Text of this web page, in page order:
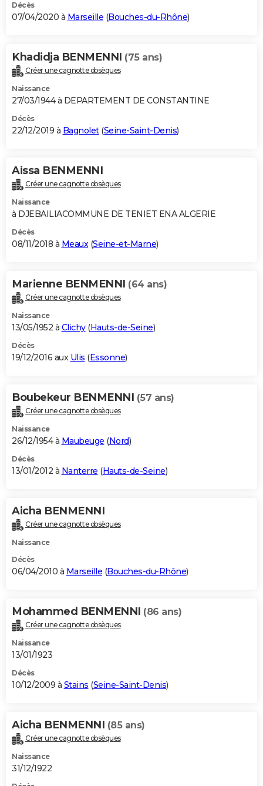
Décès
07/04/2020 à Marseille (Bouches-du-Rhône)
Khadidja BENMENNI (75 ans)
Créer une cagnotte obsèques
Naissance
27/03/1944 à DEPARTEMENT DE CONSTANTINE
Décès
22/12/2019 à Bagnolet(Seine-Saint-Denis)
Aissa BENMENNI
Créer une cagnotte obsèques
Naissance
à DJEBAILIACOMMUNE DE TENIET ENA ALGERIE
Décès
08/11/2018 à Meaux(Seine-et-Marne)
Marienne BENMENNI (64 ans)
Créer une cagnotte obsèques
Naissance
13/05/1952 à Clichy(Hauts-de-Seine)
Décès
19/12/2016 aux Ulis (Essonne)
Boubekeur BENMENNI (57 ans)
Créer une cagnotte obsèques
Naissance
26/12/1954 à Maubeuge (Nord)
Décès
13/01/2012 à Nanterre (Hauts-de-Seine)
Aicha BENMENNI
Créer une cagnotte obsèques
Naissance
Décès
06/04/2010 à Marseille (Bouches-du-Rhône)
Mohammed BENMENNI (86 ans)
Créer une cagnotte obsèques
Naissance
13/01/1923
Décès
10/12/2009 à Stains (Seine-Saint-Denis)
Aicha BENMENNI (85 ans)
Créer une cagnotte obsèques
Naissance
31/12/1922